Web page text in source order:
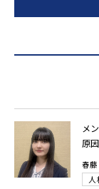
メ
原
春藤
人